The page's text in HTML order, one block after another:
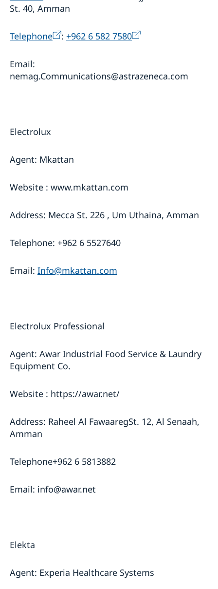
St. 40, Amman
Telephone : +962 6 582 7580
Email:
nemag.Communications@astrazeneca.com
Electrolux
Agent: Mkattan
Website : www.mkattan.com
Address: Mecca St. 226 , Um Uthaina, Amman
Telephone: +962 6 5527640
Email: Info@mkattan.com
Electrolux Professional
Agent: Awar Industrial Food Service & Laundry
Equipment Co.
Website : https://awar.net/
Address: Raheel Al FawaaregSt. 12, Al Senaah,
Amman
Telephone+962 6 5813882
Email: info@awar.net
Elekta
Agent: Experia Healthcare Systems